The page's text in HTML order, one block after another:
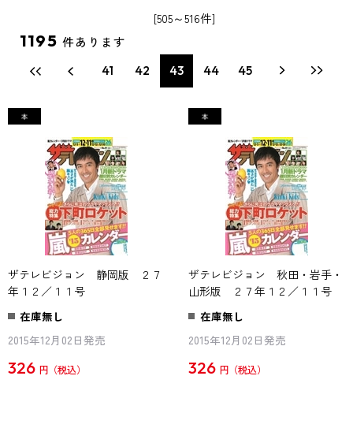
[505～516件]
1195 件あります
41 42 43 44 45
ザテレビジョン 静岡版 ２７
年１２／１１号
在庫無し
2015年12月02日発売
326 円
ザテレビジョン 秋田・岩手・
山形版 ２７年１２／１１号
在庫無し
2015年12月02日発売
326 円